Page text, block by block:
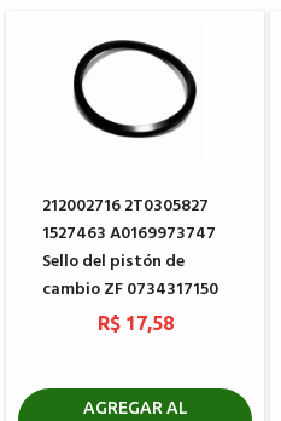
212002716 2T0305827
1527463 A0169973747
Sello del pistón de
cambio ZF 0734317150
R$ 17,58
AGREGAR AL